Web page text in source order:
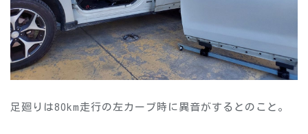
足廻りは80km走行の左カーブ時に異音がするとのこと。